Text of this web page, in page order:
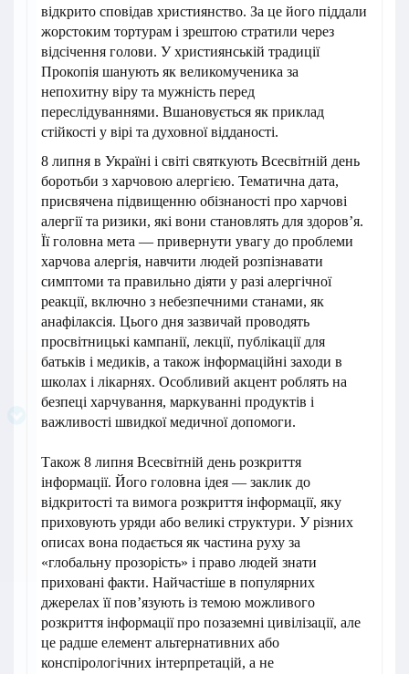
відкрито сповідав християнство. За це його піддали
жорстоким тортурам і зрештою стратили через
відсічення голови. У християнській традиції
Прокопія шанують як великомученика за
непохитну віру та мужність перед
переслідуваннями. Вшановується як приклад
стійкості у вірі та духовної відданості.
8 липня в Україні і світі святкують Всесвітній день
боротьби з харчовою алергією. Тематична дата,
присвячена підвищенню обізнаності про харчові
алергії та ризики, які вони становлять для здоров’я.
Її головна мета — привернути увагу до проблеми
харчова алергія, навчити людей розпізнавати
симптоми та правильно діяти у разі алергічної
реакції, включно з небезпечними станами, як
анафілаксія. Цього дня зазвичай проводять
просвітницькі кампанії, лекції, публікації для
батьків і медиків, а також інформаційні заходи в
школах і лікарнях. Особливий акцент роблять на
безпеці харчування, маркуванні продуктів і
важливості швидкої медичної допомоги.
Також 8 липня Всесвітній день розкриття
інформації. Його головна ідея — заклик до
відкритості та вимога розкриття інформації, яку
приховують уряди або великі структури. У різних
описах вона подається як частина руху за
«глобальну прозорість» і право людей знати
приховані факти. Найчастіше в популярних
джерелах її пов’язують із темою можливого
розкриття інформації про позаземні цивілізації, але
це радше елемент альтернативних або
конспірологічних інтерпретацій, а не